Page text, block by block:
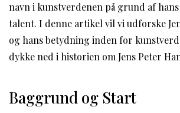
navn i kunstverdenen på grund af
talent. I denne artikel vil vi udforske
og hans betydning inden for
dykke ned i historien om Jens Peter
Baggrund og Start